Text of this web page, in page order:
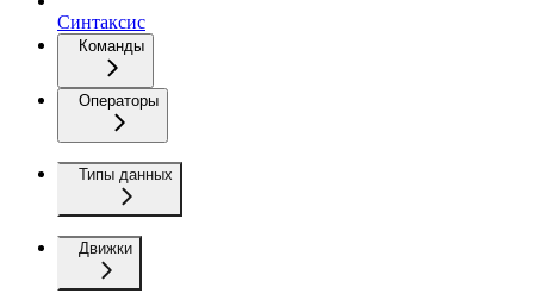
Синтаксис
Команды
Операторы
Типы данных
Движки